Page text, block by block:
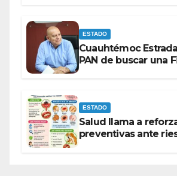
ESTADO
Cuauhtémoc
PAN de buscar una
ESTADO
Salud llama a
preventivas ante